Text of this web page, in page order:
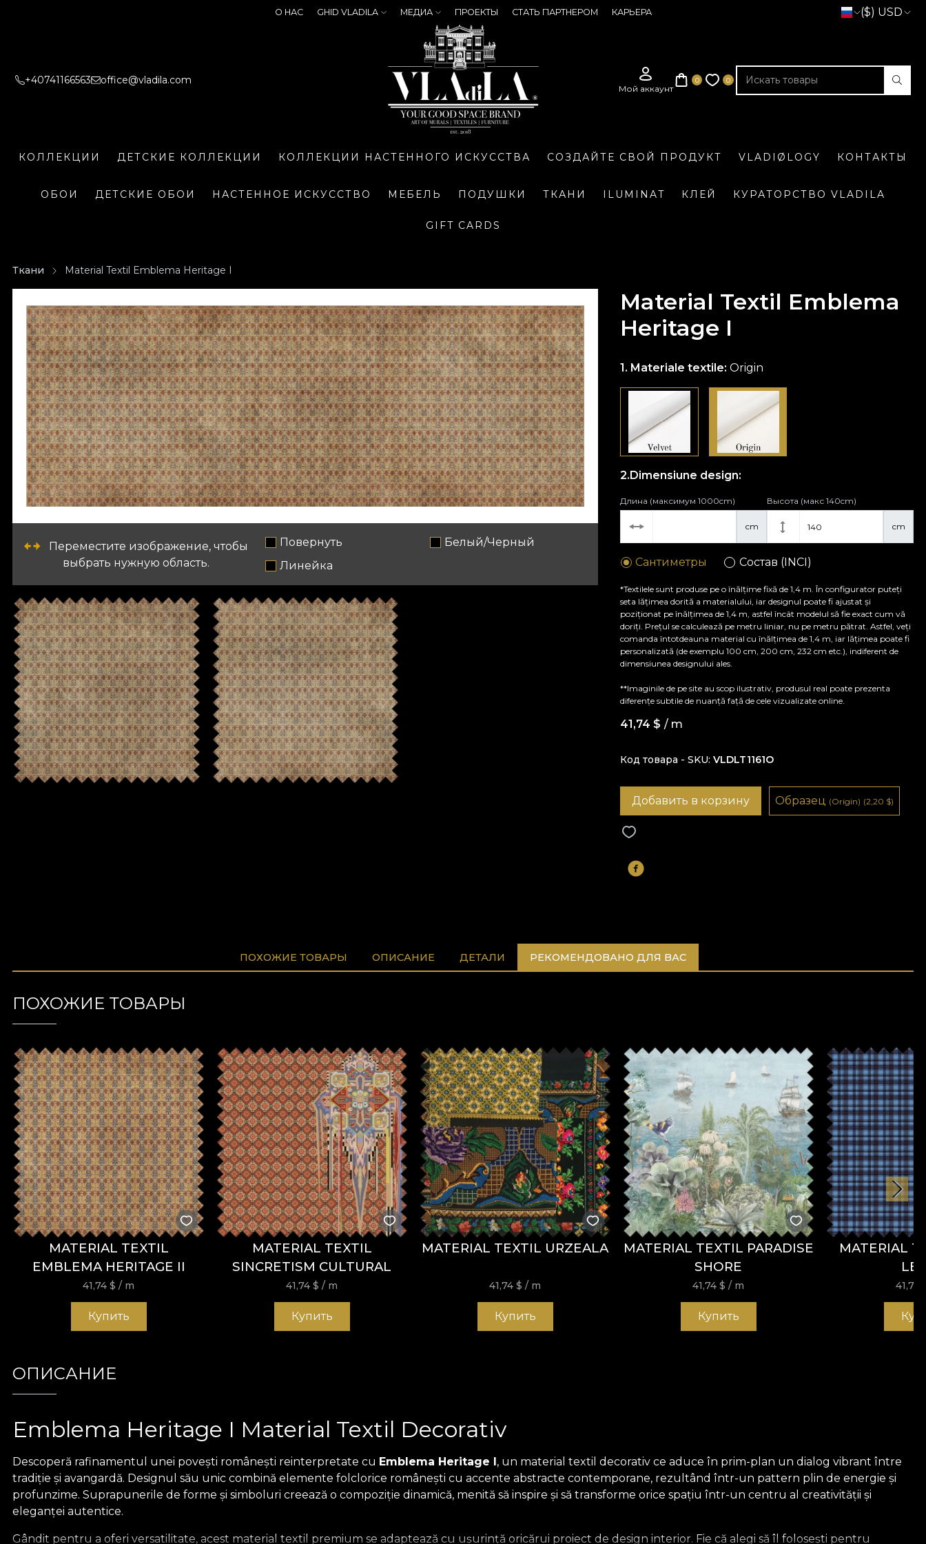
О НАС GHID VLADILA МЕДИА ПРОЕКТЫ СТАТЬ ПАРТНЕРОМ КАРЬЕРА ($) USD
+40741166563 office@vladila.com
КОЛЛЕКЦИИ ДЕТСКИЕ КОЛЛЕКЦИИ КОЛЛЕКЦИИ НАСТЕННОГО ИСКУССТВА СОЗДАЙТЕ СВОЙ ПРОДУКТ VLADIØLOGY КОНТАКТЫ
ОБОИ ДЕТСКИЕ ОБОИ НАСТЕННОЕ ИСКУССТВО МЕБЕЛЬ ПОДУШКИ ТКАНИ ILUMINAT КЛЕЙ КУРАТОРСТВО VLADILA
GIFT CARDS
Ткани Material Textil Emblema Heritage I
Переместите изображение, чтобы
выбрать нужную область.
Повернуть
Белый/Черный
Линейка
Material Textil Emblema
Heritage I
Materiale textile:Origin
Dimensiune design:
cm
Длина (максимум 1000cm)
cm
Высота (макс 140cm)
Сантиметры Состав (INCI)
*Textilele sunt produse pe o înălțime fixă de 1,4 m. În configurator puteți
seta lățimea dorită a materialului, iar designul poate fi ajustat și
poziționat pe înălțimea de 1,4 m, astfel încât modelul să fie exact cum vă
doriți. Prețul se calculează pe metru liniar, nu pe metru pătrat. Astfel, veți
comanda întotdeauna material cu înălțimea de 1,4 m, iar lățimea poate fi
personalizată (de exemplu 100 cm, 200 cm, 232 cm etc.), indiferent de
dimensiunea designului ales.
**Imaginile de pe site au scop ilustrativ, produsul real poate prezenta
diferențe subtile de nuanță față de cele vizualizate online.
41,74 $ / m
Код товара - SKU VLDLT1161O
Добавить в корзину Образец (Origin) (2,20 $)
ПОХОЖИЕ ТОВАРЫ ОПИСАНИЕ ДЕТАЛИ РЕКОМЕНДОВАНО ДЛЯ ВАС
ПОХОЖИЕ ТОВАРЫ
MATERIAL TEXTIL
EMBLEMA HERITAGE II
41,74$ / m
Купить
MATERIAL TEXTIL
SINCRETISM CULTURAL
41,74$ / m
Купить
MATERIAL TEXTIL URZEALA
41,74$ / m
Купить
MATERIAL TEXTIL PARADISE
SHORE
41,74$ / m
Купить
MATERIAL
41,74
ОПИСАНИЕ
Emblema Heritage I Material Textil Decorativ
Descoperă rafinamentul unei povești românești reinterpretate cu Emblema Heritage I, un material textil decorativ ce aduce în prim-plan un dialog vibrant între
tradiție și avangardă. Designul său unic combină elemente folclorice românești cu accente abstracte contemporane, rezultând într-un pattern plin de energie și
profunzime. Suprapunerile de forme și simboluri creează o compoziție dinamică, menită să inspire și să transforme orice spațiu într-un centru al creativității și
eleganței autentice.
Gândit pentru a oferi versatilitate, acest material textil premium se adaptează cu ușurință oricărui proiect de design interior. Fie că alegi să îl folosești pentru